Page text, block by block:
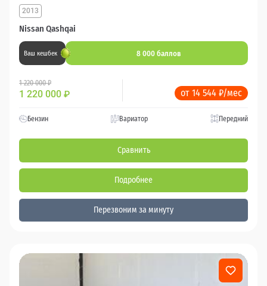
Nissan Qashqai
2013
Ваш кешбек 8 000 баллов
1 220 000 ₽
1 220 000 ₽ от 14 544 ₽/мес
Бензин Вариатор Передний
Сравнить
Подробнее
Перезвоним за минуту